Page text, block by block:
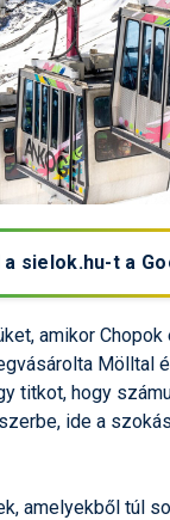
a sielok.hu-t a
amikor
Mölltal
titkot, hogy
ide a
amelyekből túl